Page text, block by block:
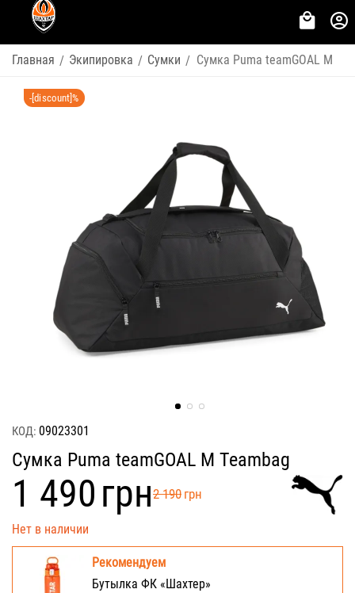
Главная / Экипировка / Сумки / Сумка Puma teamGOAL M
-[discount]%
КОД: 09023301
Сумка Puma teamGOAL M Teambag
‍1 490‍грн‍2 190‍ грн
Нет в наличии
Рекомендуем
Бутылка ФК «Шахтер»